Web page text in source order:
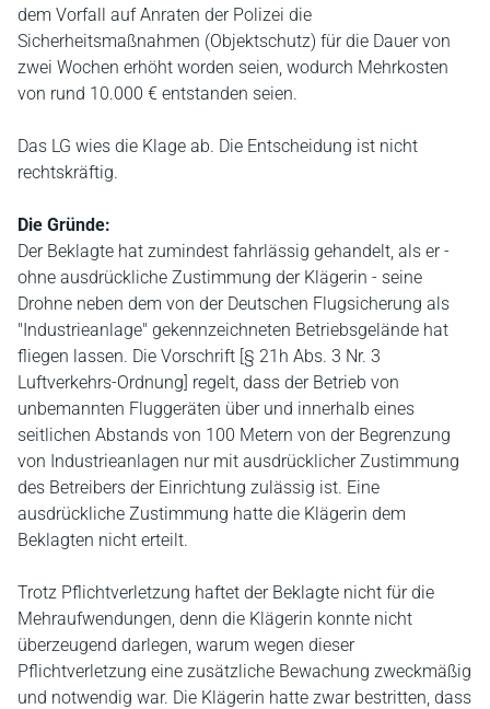
dem Vorfall auf Anraten der Polizei die
Sicherheitsmaßnahmen (Objektschutz) für die Dauer von
zwei Wochen erhöht worden seien, wodurch Mehrkosten
von rund 10.000 € entstanden seien.
Das LG wies die Klage ab. Die Entscheidung ist nicht
rechtskräftig.
Die Gründe:
Der Beklagte hat zumindest fahrlässig gehandelt, als er -
ohne ausdrückliche Zustimmung der Klägerin - seine
Drohne neben dem von der Deutschen Flugsicherung als
"Industrieanlage" gekennzeichneten Betriebsgelände hat
fliegen lassen. Die Vorschrift [§ 21h Abs. 3 Nr. 3
Luftverkehrs-Ordnung] regelt, dass der Betrieb von
unbemannten Fluggeräten über und innerhalb eines
seitlichen Abstands von 100 Metern von der Begrenzung
von Industrieanlagen nur mit ausdrücklicher Zustimmung
des Betreibers der Einrichtung zulässig ist. Eine
ausdrückliche Zustimmung hatte die Klägerin dem
Beklagten nicht erteilt.
Trotz Pflichtverletzung haftet der Beklagte nicht für die
Mehraufwendungen, denn die Klägerin konnte nicht
überzeugend darlegen, warum wegen dieser
Pflichtverletzung eine zusätzliche Bewachung zweckmäßig
und notwendig war. Die Klägerin hatte zwar bestritten, dass